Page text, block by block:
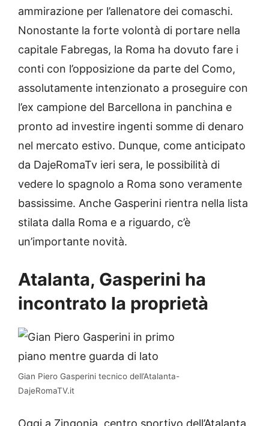
ammirazione per l’allenatore dei comaschi.
Nonostante la forte volontà di portare nella
capitale Fabregas, la Roma ha dovuto fare i
conti con l’opposizione da parte del Como,
assolutamente intenzionato a proseguire con
l’ex campione del Barcellona in panchina e
pronto ad investire ingenti somme di denaro
nel mercato estivo. Dunque, come anticipato
da DajeRomaTv ieri sera, le possibilità di
vedere lo spagnolo a Roma sono veramente
bassissime. Anche Gasperini rientra nella lista
stilata dalla Roma e a riguardo, c’è
un’importante novità.
Atalanta, Gasperini ha
incontrato la proprietà
Gian Piero Gasperini tecnico dell’Atalanta-
DajeRomaTV.it